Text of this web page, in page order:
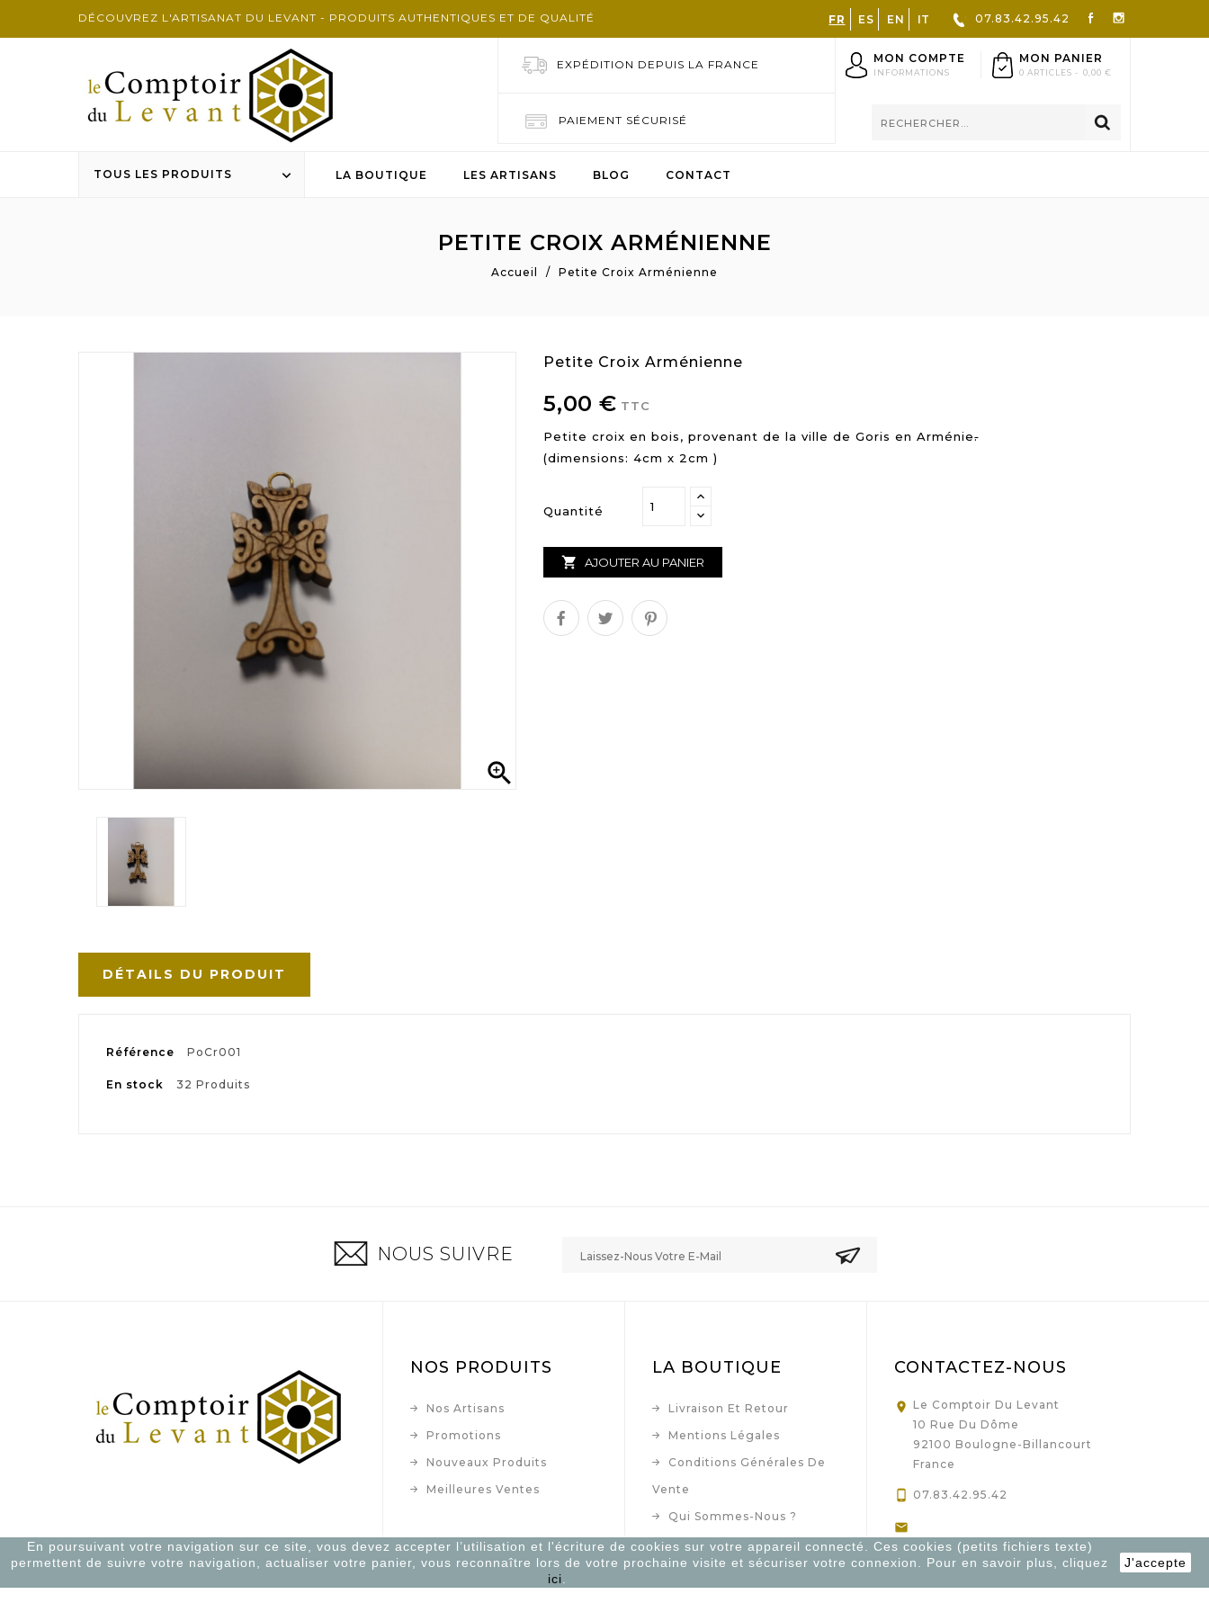
07.83.42.95.42
FR ES EN IT
DÉCOUVREZ L'ARTISANAT DU LEVANT - PRODUITS AUTHENTIQUES ET DE QUALITÉ
MON PANIER
0 ARTICLES - 0,00 €
MON COMPTE
INFORMATIONS
EXPÉDITION DEPUIS LA FRANCE
PAIEMENT SÉCURISÉ

TOUS LES PRODUITS LA BOUTIQUE LES ARTISANS BLOG CONTACT
PETITE CROIX ARMÉNIENNE
Accueil Petite Croix Arménienne

Petite Croix Arménienne
5,00 € TTC
Petite croix en bois, provenant de la ville de Goris en Arménie.
(dimensions: 4cm x 2cm )
Quantité
 AJOUTER AU PANIER
DÉTAILS DU PRODUIT
Référence PoCr001
En stock 32 Produits
NOUS SUIVRE
NOS PRODUITS
Nos Artisans
Promotions
Nouveaux Produits
Meilleures Ventes
LA BOUTIQUE
Livraison Et Retour
Mentions Légales
Conditions Générales De
Vente
Qui Sommes-Nous ?
Paiement Sécurisé
Contactez-Nous
CONTACTEZ-NOUS
 Le Comptoir Du Levant
10 Rue Du Dôme
92100 Boulogne-Billancourt
France
 07.83.42.95.42

Contact@lecomptoirdulevant.fr
En poursuivant votre navigation sur ce site, vous devez accepter l’utilisation et l'écriture de cookies sur votre appareil connecté. Ces cookies (petits fichiers texte)
permettent de suivre votre navigation, actualiser votre panier, vous reconnaître lors de votre prochaine visite et sécuriser votre connexion. Pour en savoir plus, cliquez
ici
J'accepte